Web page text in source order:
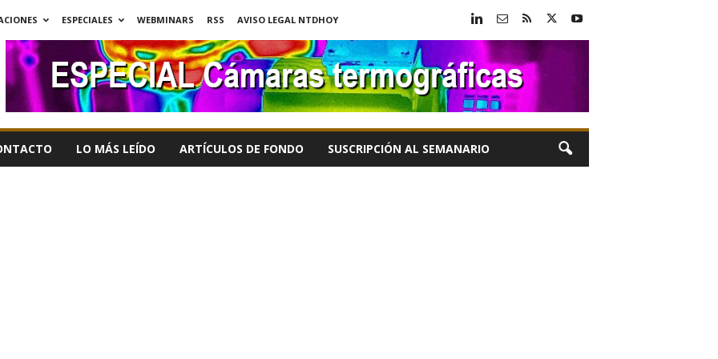
ESPECIALES WEBMINARS RSS
AVISO LEGAL NTDHOY
LO MÁS LEÍDO ARTÍCULOS DE FONDO SUSCRIPCIÓN AL SEMANARIO